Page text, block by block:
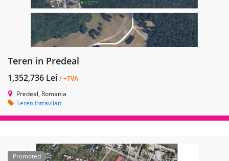
Teren in Predeal
1,352,736 Lei / +TVA
Predeal, Romania
Teren Intravilan
Promoted